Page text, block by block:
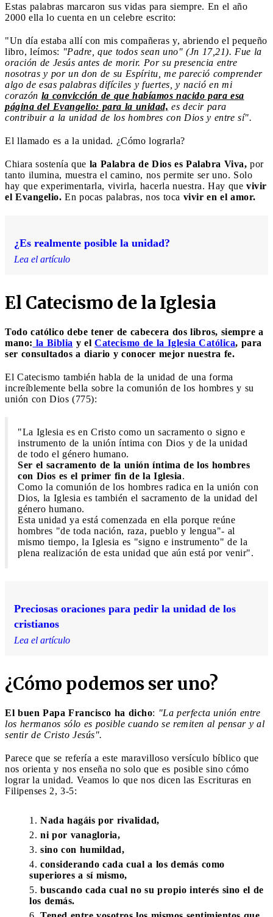
Estas palabras marcaron sus vidas para siempre. En el año
2000 ella lo cuenta en un celebre escrito:
"Un día estaba allí con mis compañeras y, abriendo el pequeño
libro, leímos: "Padre, que todos sean uno" (Jn 17,21). Fue la
oración de Jesús antes de morir. Por su presencia entre
nosotras y por un don de su Espíritu, me pareció comprender
algo de esas palabras difíciles y fuertes, y nació en mi
corazón la convicción de que habíamos nacido para esa
página del Evangelio: para la unidad, es decir para
contribuir a la unidad de los hombres con Dios y entre sí".
El llamado es a la unidad. ¿Cómo lograrla?
Chiara sostenía que la Palabra de Dios es Palabra Viva, por
tanto ilumina, muestra el camino, nos permite ser uno. Solo
hay que experimentarla, vivirla, hacerla nuestra. Hay que vivir
el Evangelio. En pocas palabras, nos toca vivir en el amor.
¿Es realmente posible la unidad?
Lea el artículo
El Catecismo de la Iglesia
Todo católico debe tener de cabecera dos libros, siempre a
mano: la Biblia y el Catecismo de la Iglesia Católica, para
ser consultados a diario y conocer mejor nuestra fe.
El Catecismo también habla de la unidad de una forma
increíblemente bella sobre la comunión de los hombres y su
unión con Dios (775):
"La Iglesia es en Cristo como un sacramento o signo e
instrumento de la unión íntima con Dios y de la unidad
de todo el género humano.
Ser el sacramento de la unión íntima de los hombres
con Dios es el primer fin de la Iglesia.
Como la comunión de los hombres radica en la unión con
Dios, la Iglesia es también el sacramento de la unidad del
género humano.
Esta unidad ya está comenzada en ella porque reúne
hombres "de toda nación, raza, pueblo y lengua"- al
mismo tiempo, la Iglesia es "signo e instrumento" de la
plena realización de esta unidad que aún está por venir".
Preciosas oraciones para pedir la unidad de los
cristianos
Lea el artículo
¿Cómo podemos ser uno?
El buen Papa Francisco ha dicho: "La perfecta unión entre
los hermanos sólo es posible cuando se remiten al pensar y al
sentir de Cristo Jesús".
Parece que se refería a este maravilloso versículo bíblico que
nos orienta y nos enseña no solo que es posible sino cómo
lograr la unidad. Veamos lo que nos dicen las Escrituras en
Filipenses 2, 3-5:
Nada hagáis por rivalidad,
ni por vanagloria,
sino con humildad,
considerando cada cual a los demás como
superiores a sí mismo,
buscando cada cual no su propio interés sino el de
los demás.